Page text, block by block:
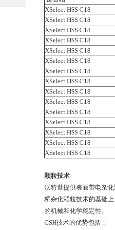
XSelect HSS C18
XSelect HSS C18
XSelect HSS C18
XSelect HSS C18
XSelect HSS C18
XSelect HSS C18
XSelect HSS C18
XSelect HSS C18
XSelect HSS C18
XSelect HSS C18
XSelect HSS C18
XSelect HSS C18
XSelect HSS C18
XSelect HSS C18
XSelect HSS C18
颗粒技术
沃特世提供表面带电杂
桥杂化颗粒技术的基础
的机械和化学稳定性。
CSH技术的优势包括：